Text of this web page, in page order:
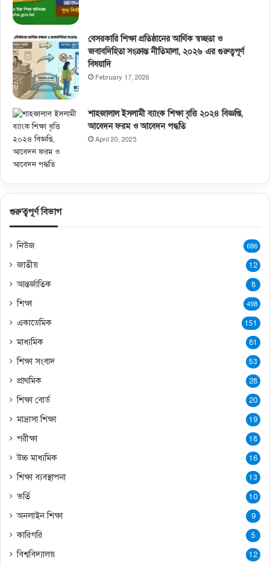
বেসরকারি শিক্ষা প্রতিষ্ঠানের আর্থিক স্বচ্ছতা ও
জবাবদিহিতা সংক্রান্ত নীতিমালা, ২০২৬ এর গুরুত্বপূর্ণ
বিষয়াদি
February 17, 2026
শাহজালাল ইসলামী ব্যাংক শিক্ষা বৃত্তি ২০২৪ বিজ্ঞপ্তি,
আবেদন ফরম ও আবেদন পদ্ধতি
April 20, 2025
গুরুত্বপূর্ণ বিভাগ
নিউজ 686
জাতীয় 12
আন্তর্জাতিক 8
শিক্ষা 498
একাডেমিক 151
মাধ্যমিক 81
শিক্ষা সংবাদ 53
প্রাথমিক 28
শিক্ষা বোর্ড 20
মাদ্রাসা শিক্ষা 19
পরীক্ষা 18
উচ্চ মাধ্যমিক 16
শিক্ষা ব্যবস্থাপনা 13
ভর্তি 10
অনলাইন শিক্ষা 9
কারিগরি 5
বিশ্ববিদ্যালয় 12